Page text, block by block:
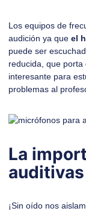
Los equipos de
audición ya que el
puede ser
reducida, que porta
interesante para
problemas al
La
auditivas
¡Sin oído nos